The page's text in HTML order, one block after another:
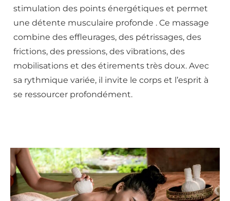
stimulation des points énergétiques et permet
une détente musculaire profonde . Ce massage
combine des effleurages, des pétrissages, des
frictions, des pressions, des vibrations, des
mobilisations et des étirements très doux. Avec
sa rythmique variée, il invite le corps et l’esprit à
se ressourcer profondément.